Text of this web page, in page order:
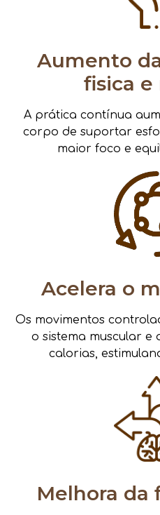
Aumento
fisica
A prática contínua
corpo de suportar
maior foco e
Acelera o
Os movimentos
o sistema muscular e
calorias,
Melhora da